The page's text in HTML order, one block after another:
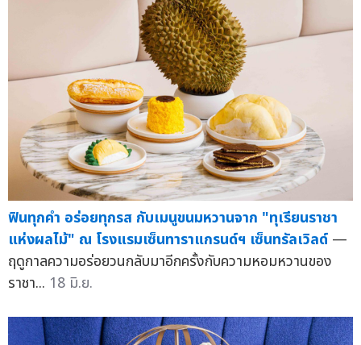
ฟินทุกคำ อร่อยทุกรส กับเมนูขนมหวานจาก "ทุเรียนราชา
แห่งผลไม้" ณ โรงแรมเซ็นทาราแกรนด์ฯ เซ็นทรัลเวิลด์ —
ฤดูกาลความอร่อยวนกลับมาอีกครั้งกับความหอมหวานของ
ราชา... 18 มิ.ย.